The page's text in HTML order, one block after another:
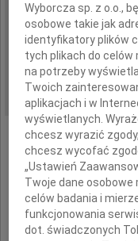
IMIĘ I NAZWISKO:
REGION:
DATA EMISJI:
Z głębokim
Wyborcza sp. z o.o.,
osobowe takie jak
identyfikatory plików
tych plikach do
na potrzeby
Twoich
aplikacjach i w
wyświetlanych.
chcesz wyrazić
chcesz wycofać
„Ustawień
Twoje dane
celów badania i
funkcjonowania
dot. świadczonych